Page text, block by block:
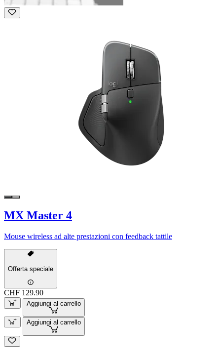
MX Master 4
Mouse wireless ad alte prestazioni con feedback tattile
Offerta speciale
CHF 129.90
Aggiungi al carrello
Aggiungi al carrello